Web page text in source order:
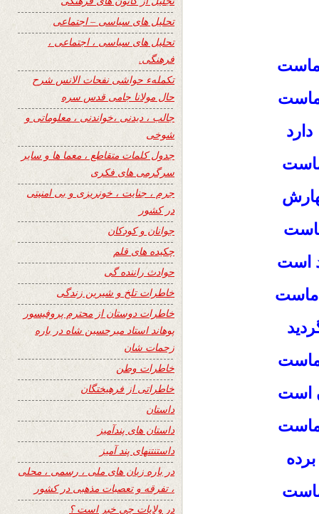
ماست
ماست
است
ماست
ماست
است
ماست
تحلیل های سیاسی – اجتماعی
تحلیل های سیاسی ، اجتماعی ،
فرهنگی.
تکملهء حواشی نفحات الانس شرح
حال مولانا جامی قدس سره
جالب ، دیدنی ،خواندنی ، معلوماتی و
شوخی
جدول کلمات متقاطع ، معما ها و سایر
سرگرمی های فکری
جرم ، جنایت ، خونریزی و بی امنیتی
در کشور
جوانان و کودکان
چکیده های قلم
حوادث راننده گی
خاطرات تلخ و شیرین زندگی
خاطرات دوستان از محترم پروفیسور
پوهاند استاد میرحسین شاه در باره
زحمات شان
خاطرات وطن
خاطراتی از فرهیختگان
داستان
داستان های پندآمیز
داستنتنهای پند آمیز
در باره زبان های ملی ، رسمی ، محلی
، تفرقه و تعصبات مذهبی در کشور
در ولایات چی خبر است ؟